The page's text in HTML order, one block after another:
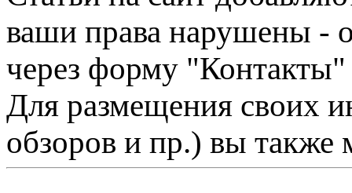
ваши права нарушены -
через форму "Контакты"
Для размещения своих
обзоров и пр.) вы также